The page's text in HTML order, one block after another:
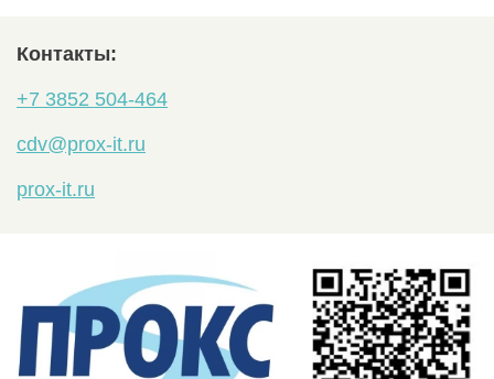
Контакты:
+7 3852 504-464
cdv@prox-it.ru
prox-it.ru